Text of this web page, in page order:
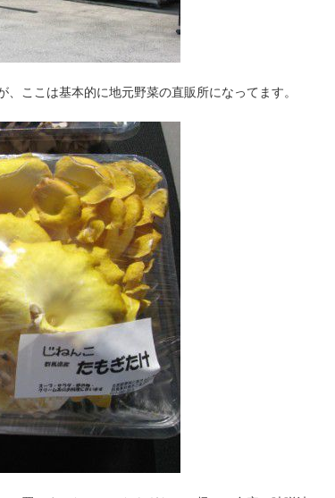
ここは基本的に地元野菜の直販所になってます。